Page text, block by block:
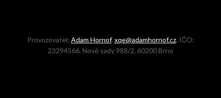
Provozovatel: Adam Hornof, xqe@adamhornof.cz, IČO:
23294566, Nové sady 988/2, 60200 Brno